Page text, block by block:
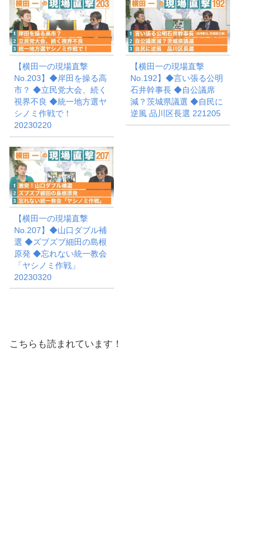
【横田一の現場直撃
No.203】◆岸田を操る高
市？ ◆立民党大会、続く
視界不良 ◆統一地方選ヤ
シノミ作戦で！
20230220
【横田一の現場直撃
No.192】◆言い張る公明
石井幹事長 ◆自公議席
減？茨城県議選 ◆自民に
逆風 品川区長選 221205
【横田一の現場直撃
No.207】◆山口ダブル補
選 ◆ズブズブ細田の島根
原発 ◆忘れない統一教会
「ヤシノミ作戦」
20230320
こちらも読まれています！